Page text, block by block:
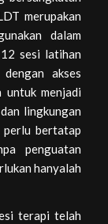
merupakan
dalam
sesi latihan
akses
untuk menjadi
lingkungan
bertatap
penguatan
hanyalah
terapi telah